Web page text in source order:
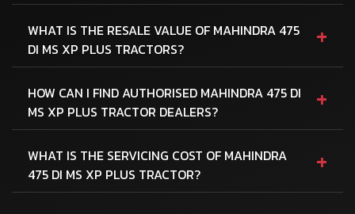
WHAT IS THE RESALE VALUE OF MAHINDRA 475
DI MS XP PLUS TRACTORS?
+
HOW CAN I FIND AUTHORISED MAHINDRA 475 DI
MS XP PLUS TRACTOR DEALERS?
+
WHAT IS THE SERVICING COST OF MAHINDRA
475 DI MS XP PLUS TRACTOR?
+